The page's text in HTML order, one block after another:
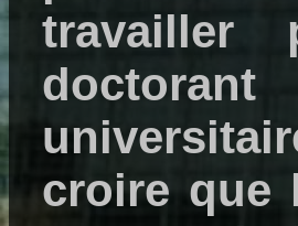
travailler
croire que